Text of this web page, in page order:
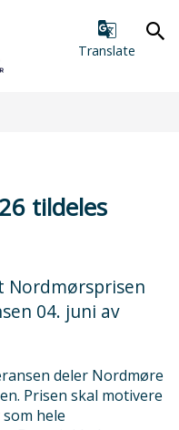
Translate
tildeles
04. juni av
deler Nordmøre
Prisen skal motivere
hele